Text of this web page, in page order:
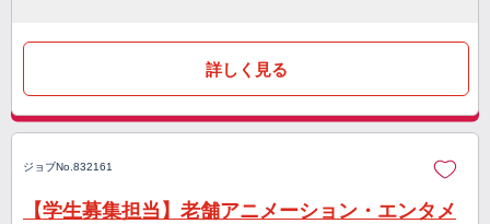
詳しく見る
ジョブNo.832161
【学生募集担当】老舗アニメーション・エンタメ